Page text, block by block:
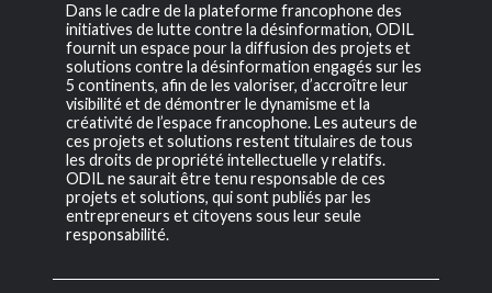
Dans le cadre de la plateforme francophone des
initiatives de lutte contre la désinformation, ODIL
fournit un espace pour la diffusion des projets et
solutions contre la désinformation engagés sur les
5 continents, afin de les valoriser, d’accroître leur
visibilité et de démontrer le dynamisme et la
créativité de l’espace francophone. Les auteurs de
ces projets et solutions restent titulaires de tous
les droits de propriété intellectuelle y relatifs.
ODIL ne saurait être tenu responsable de ces
projets et solutions, qui sont publiés par les
entrepreneurs et citoyens sous leur seule
responsabilité.